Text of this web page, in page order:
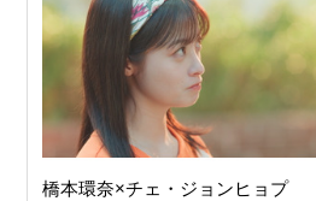
橋本環奈×チェ・ジョンヒョプ